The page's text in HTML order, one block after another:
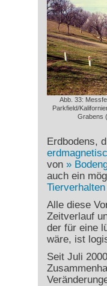
Abb. 33:
Parkfield/
Grabens
Erdbodens,
von
auch ein
Tierverhalten
Alle diese
Zeitverlauf
der für eine
wäre, ist
Seit Juli